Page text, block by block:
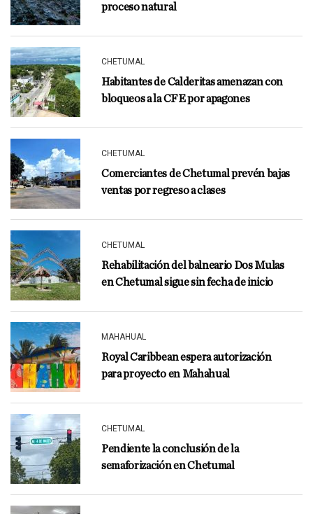
proceso natural
CHETUMAL
Habitantes de Calderitas amenazan con
bloqueos a la CFE por apagones
CHETUMAL
Comerciantes de Chetumal prevén bajas
ventas por regreso a clases
CHETUMAL
Rehabilitación del balneario Dos Mulas
en Chetumal sigue sin fecha de inicio
MAHAHUAL
Royal Caribbean espera autorización
para proyecto en Mahahual
CHETUMAL
Pendiente la conclusión de la
semaforización en Chetumal